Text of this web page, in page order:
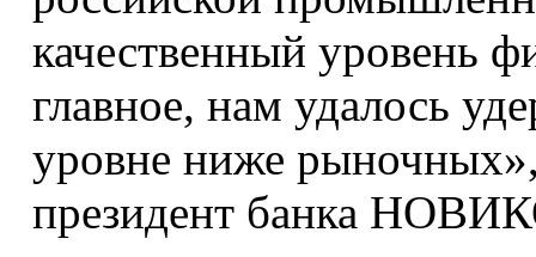
качественный уровень
главное, нам удалось
уровне ниже
президент банка